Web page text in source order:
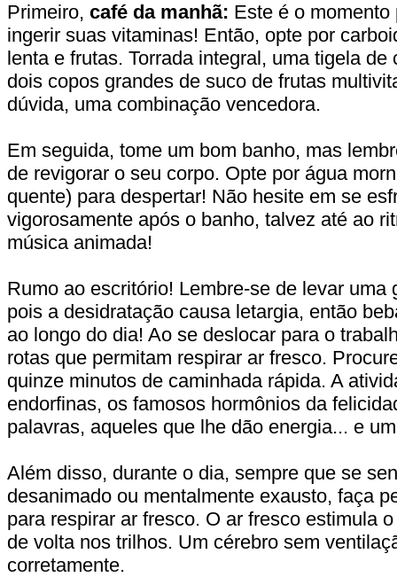
Primeiro, café da manhã: Este é o momento
ingerir suas vitaminas! Então, opte por
lenta e frutas. Torrada integral, uma tigela de
dois copos grandes de suco de frutas
dúvida, uma combinação vencedora.
Em seguida, tome um bom banho, mas
de revigorar o seu corpo. Opte por água
quente) para despertar! Não hesite em se
vigorosamente após o banho, talvez até ao
música animada!
Rumo ao escritório! Lembre-se de levar uma
pois a desidratação causa letargia, então
ao longo do dia! Ao se deslocar para o
rotas que permitam respirar ar fresco.
quinze minutos de caminhada rápida. A
endorfinas, os famosos hormônios da
palavras, aqueles que lhe dão energia... e
Além disso, durante o dia, sempre que se
desanimado ou mentalmente exausto, faça
para respirar ar fresco. O ar fresco estimula
de volta nos trilhos. Um cérebro sem
corretamente.